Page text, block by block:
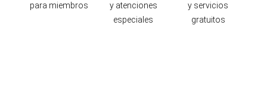
para miembros
y atenciones
especiales
y servicios
gratuitos